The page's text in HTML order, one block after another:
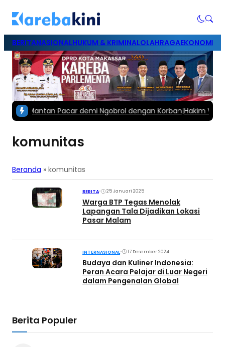
BERITANASIONALHUKUM & KRIMINALOLAHRAGAEKONOMI &
Mantan Pacar demi Ngobrol dengan Korban|Hakim Vonis
komunitas
Beranda » komunitas
BERITA• 25 Januari 2025
Warga BTP Tegas Menolak
Lapangan Tala Dijadikan Lokasi
Pasar Malam
INTERNASIONAL• 17 Desember 2024
Budaya dan Kuliner Indonesia:
Peran Acara Pelajar di Luar Negeri
dalam Pengenalan Global
Berita Populer